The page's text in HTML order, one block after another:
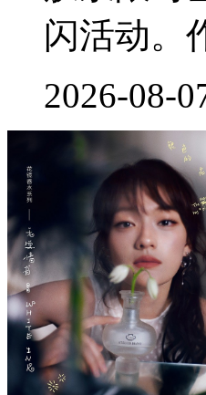
闪活动。
2026-08-